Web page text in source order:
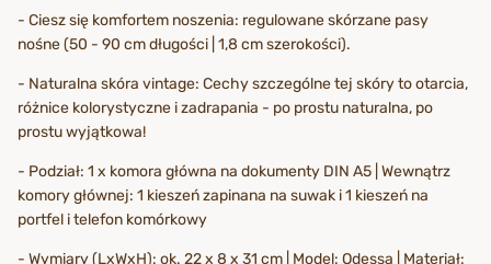
- Ciesz się komfortem noszenia: regulowane skórzane pasy
nośne (50 - 90 cm długości | 1,8 cm szerokości).
- Naturalna skóra vintage: Cechy szczególne tej skóry to otarcia,
różnice kolorystyczne i zadrapania - po prostu naturalna, po
prostu wyjątkowa!
- Podział: 1 x komora główna na dokumenty DIN A5 | Wewnątrz
komory głównej: 1 kieszeń zapinana na suwak i 1 kieszeń na
portfel i telefon komórkowy
- Wymiary (LxWxH): ok. 22 x 8 x 31 cm | Model: Odessa | Materiał: